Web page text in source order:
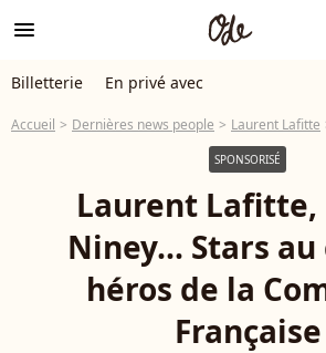
menu
Billetterie En privé avec
Accueil Dernières news people Laurent Lafitte
SPONSORISÉ
Laurent Lafitte,
Niney... Stars
héros de la
Française